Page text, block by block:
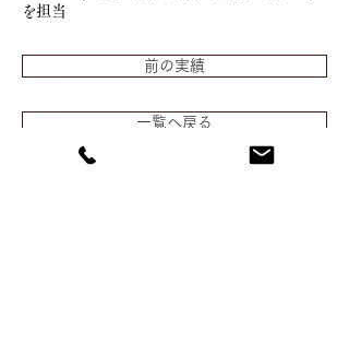
を担当
前の実績
一覧へ戻る